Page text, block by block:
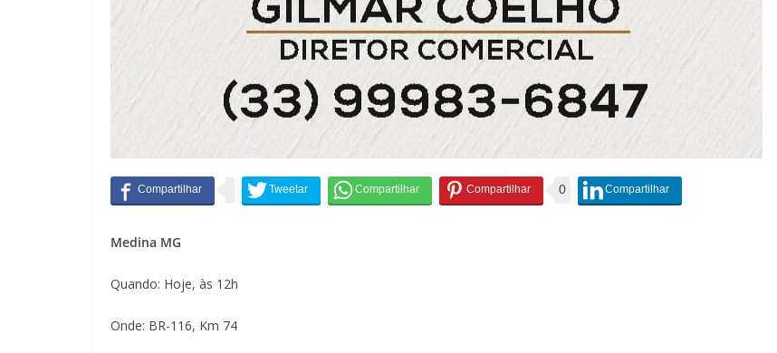
0
Medina MG
Quando: Hoje, às 12h
Onde: BR-116, Km 74